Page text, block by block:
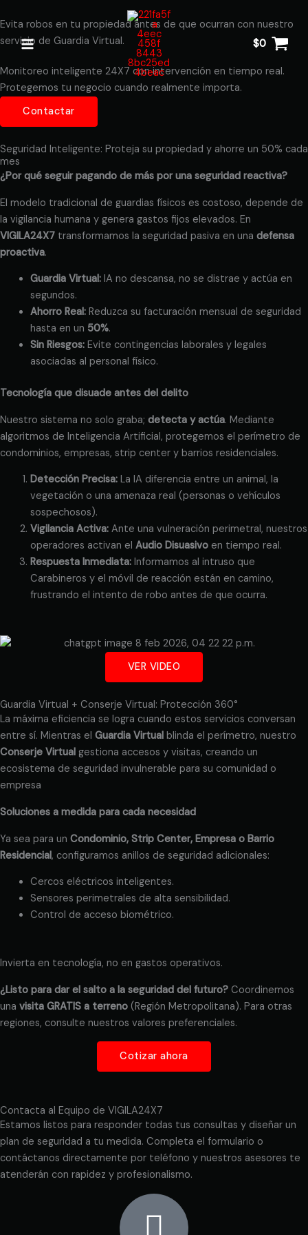
al
contenido
$0
Evita robos en tu propiedad antes de que ocurran con nuestro
servicio de Guardia Virtual.
Monitoreo inteligente 24X7 con intervención en tiempo real.
Protegemos tu negocio cuando realmente importa.
Contactar
Seguridad Inteligente: Proteja su propiedad y ahorre un 50% cada
mes
¿Por qué seguir pagando de más por una seguridad reactiva?
El modelo tradicional de guardias físicos es costoso, depende de
la vigilancia humana y genera gastos fijos elevados. En
VIGILA24X7 transformamos la seguridad pasiva en una defensa
proactiva.
Guardia Virtual:IA no descansa, no se distrae y actúa en
segundos.
Ahorro Real:Reduzca su facturación mensual de seguridad
hasta en un 50%.
Sin Riesgos:Evite contingencias laborales y legales
asociadas al personal físico.
Tecnología que disuade antes del delito
Nuestro sistema no solo graba; detecta y actúa. Mediante
algoritmos de Inteligencia Artificial, protegemos el perímetro de
condominios, empresas, strip center y barrios residenciales.
Detección Precisa:La IA diferencia entre un animal, la
vegetación o una amenaza real (personas o vehículos
sospechosos).
Vigilancia Activa:Ante una vulneración perimetral, nuestros
operadores activan el Audio Disuasivoen tiempo real.
Respuesta Inmediata:Informamos al intruso que
Carabineros y el móvil de reacción están en camino,
frustrando el intento de robo antes de que ocurra.
VER VIDEO
Guardia Virtual + Conserje Virtual: Protección 360°
La máxima eficiencia se logra cuando estos servicios conversan
entre sí. Mientras el Guardia Virtual blinda el perímetro, nuestro
Conserje Virtual gestiona accesos y visitas, creando un
ecosistema de seguridad invulnerable para su comunidad o
empresa
Soluciones a medida para cada necesidad
Ya sea para un Condominio, Strip Center, Empresa o Barrio
Residencial, configuramos anillos de seguridad adicionales:
Cercos eléctricos inteligentes.
Sensores perimetrales de alta sensibilidad.
Control de acceso biométrico.
Invierta en tecnología, no en gastos operativos.
¿Listo para dar el salto a la seguridad del futuro? Coordinemos
una visita GRATIS a terreno (Región Metropolitana). Para otras
regiones, consulte nuestros valores preferenciales.
Cotizar ahora
Contacta al Equipo de VIGILA24X7
Estamos listos para responder todas tus consultas y diseñar un
plan de seguridad a tu medida. Completa el formulario o
contáctanos directamente por teléfono y nuestros asesores te
atenderán con rapidez y profesionalismo.